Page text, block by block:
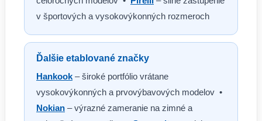
v športových a vysokovýkonných rozmeroch
Ďalšie etablované značky
Hankook – široké portfólio vrátane
vysokovýkonných a prvovýbavových modelov •
Nokian – výrazné zameranie na zimné a